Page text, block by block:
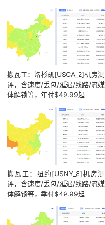
搬瓦工：洛杉矶[USCA_2]机房测
评，含速度/丢包/延迟/线路/流媒
体解锁等，年付$49.99起
搬瓦工：纽约[USNY_8]机房测
评，含速度/丢包/延迟/线路/流媒
体解锁等，季付$49.99起